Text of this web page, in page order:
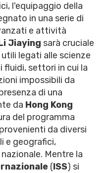
l'equipaggio della
in una serie di
e attività
Jiaying sarà cruciale
legati alle scienze
fluidi, settori in cui la
impossibili da
di una
da Hong Kong
del programma
da diversi
e geografici,
Mentre la
(ISS) si